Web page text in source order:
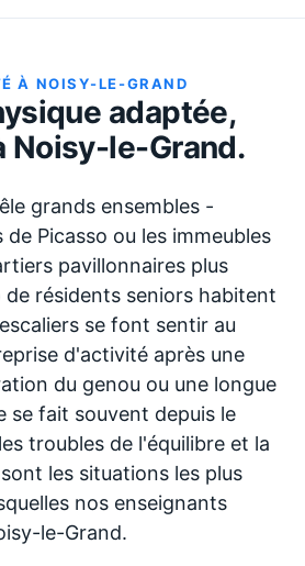
À NOISY-LE-GRAND
adaptée,
Noisy-le-Grand.
grands ensembles -
de Picasso ou les immeubles
pavillonnaires plus
de résidents seniors habitent
se font sentir au
d'activité après une
du genou ou une longue
se fait souvent depuis le
troubles de l'équilibre et la
les situations les plus
nos enseignants
le-Grand.